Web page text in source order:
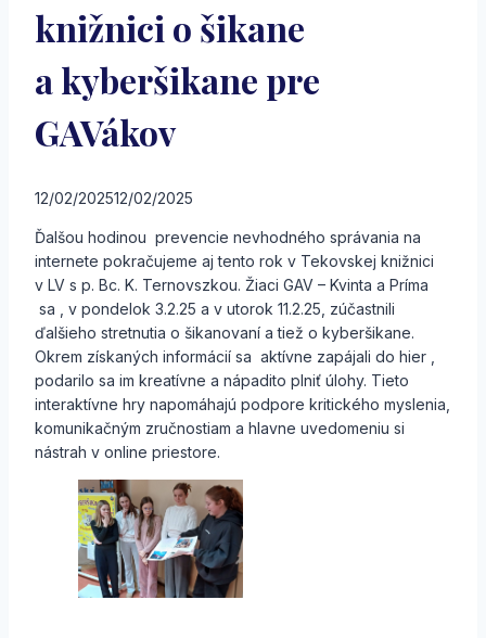
knižnici o šikane
a kyberšikane pre
GAVákov
12/02/202512/02/2025
Ďalšou hodinou prevencie nevhodného správania na
internete pokračujeme aj tento rok v Tekovskej knižnici
v LV s p. Bc. K. Ternovszkou. Žiaci GAV – Kvinta a Príma
sa , v pondelok 3.2.25 a v utorok 11.2.25, zúčastnili
ďalšieho stretnutia o šikanovaní a tiež o kyberšikane.
Okrem získaných informácií sa aktívne zapájali do hier ,
podarilo sa im kreatívne a nápadito plniť úlohy. Tieto
interaktívne hry napomáhajú podpore kritického myslenia,
komunikačným zručnostiam a hlavne uvedomeniu si
nástrah v online priestore.